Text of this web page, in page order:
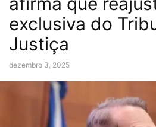
exclusiva do
Justiça
dezembro 3, 2025